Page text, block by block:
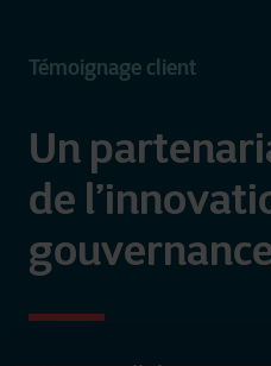
Témoignage client
Un
de